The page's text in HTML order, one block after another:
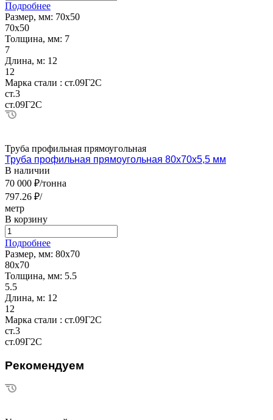
Подробнее
Размер, мм: 70х50
70х50
Толщина, мм: 7
7
Длина, м: 12
12
Марка стали : ст.09Г2С
ст.3
ст.09Г2С
Труба профильная прямоугольная
Труба профильная прямоугольная 80х70х5,5 мм
В наличии
70 000 ₽/тонна
797.26 ₽/
метр
В корзину
Подробнее
Размер, мм: 80х70
80х70
Толщина, мм: 5.5
5.5
Длина, м: 12
12
Марка стали : ст.09Г2С
ст.3
ст.09Г2С
Рекомендуем